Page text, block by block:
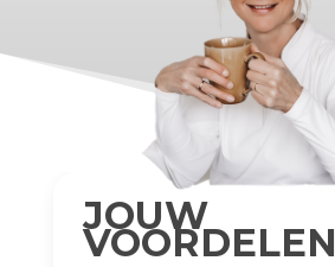
JOUW
VOORDELEN